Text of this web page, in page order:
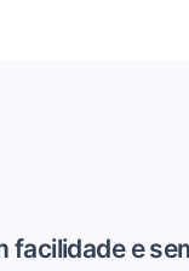
facilidade e